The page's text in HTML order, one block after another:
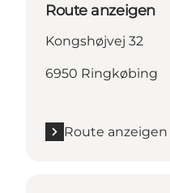
Route anzeigen
Kongshøjvej 32
6950 Ringkøbing
Route anzeigen